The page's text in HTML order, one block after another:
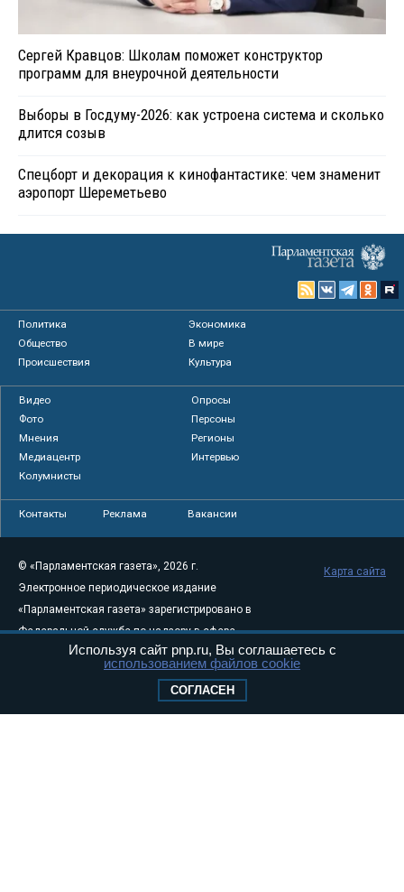
Сергей Кравцов: Школам поможет конструктор
программ для внеурочной деятельности
Выборы в Госдуму-2026: как устроена система и сколько
длится созыв
Спецборт и декорация к кинофантастике: чем знаменит
аэропорт Шереметьево
Политика
Экономика
Общество
В мире
Происшествия
Культура
Видео
Опросы
Фото
Персоны
Мнения
Регионы
Медиацентр
Интервью
Колумнисты
Контакты Реклама Вакансии
© «Парламентская газета», 2026 г.
Электронное периодическое издание
«Парламентская газета» зарегистрировано в
Федеральной службе по надзору в сфере
связи, информационных технологий и
массовых коммуникаций (Роскомнадзор) 05
Свидетельство о регистрации Эл № ФС77-
Карта сайта
Используя сайт pnp.ru, Вы соглашаетесь с
использованием файлов cookie
СОГЛАСЕН